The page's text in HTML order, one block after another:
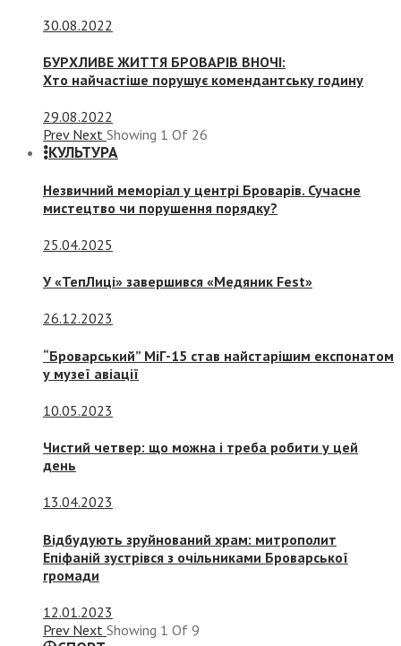
30.08.2022
БУРХЛИВЕ ЖИТТЯ БРОВАРІВ ВНОЧІ:
Хто найчастіше порушує комендантську годину
29.08.2022
Prev Next Showing 1 Of 26
КУЛЬТУРА
Незвичний меморіал у центрі Броварів. Сучасне
мистецтво чи порушення порядку?
25.04.2025
У «ТепЛиці» завершився «Медяник Fest»
26.12.2023
“Броварський” МіГ-15 став найстарішим експонатом
у музеї авіації
10.05.2023
Чистий четвер: що можна і треба робити у цей
день
13.04.2023
Відбудують зруйнований храм: митрополит
Епіфаній зустрівся з очільниками Броварської
громади
12.01.2023
Prev Next Showing 1 Of 9